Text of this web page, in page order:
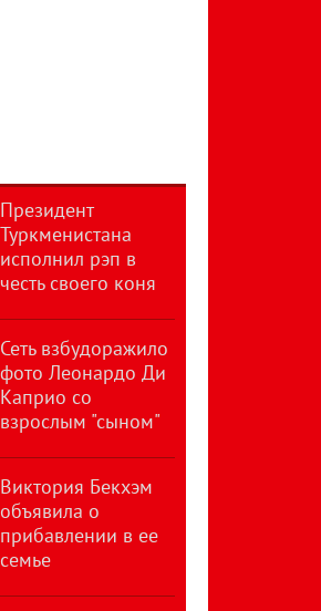
Президент
Туркменистана
исполнил рэп в
честь своего коня
Сеть взбудоражило
фото Леонардо Ди
Каприо со
взрослым "сыном"
Виктория Бекхэм
объявила о
прибавлении в ее
семье